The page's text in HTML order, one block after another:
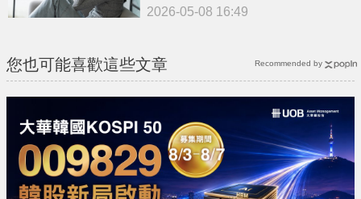
2026-05-08 16:49
您也可能喜歡這些文章 Recommended by